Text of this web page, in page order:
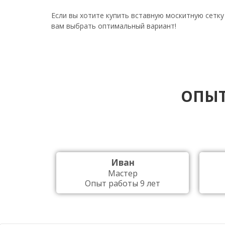
Если вы хотите купить вставную москитную
вам выбрать оптимальный вариант!
Иван
Мастер
Опыт работы 9 лет